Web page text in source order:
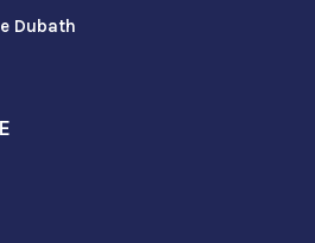
Dubath